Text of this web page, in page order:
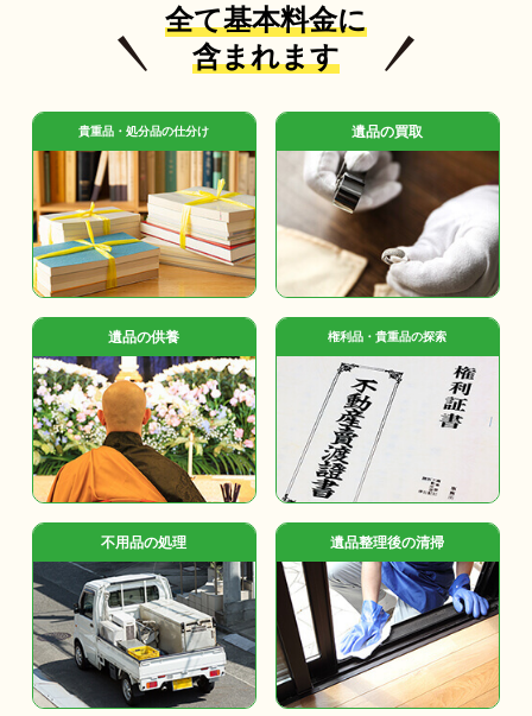
全て基本料金に
含まれます
貴重品・処分品の仕分け 遺品の買取
遺品の供養 権利品・貴重品の探索
不用品の処理 遺品整理後の清掃